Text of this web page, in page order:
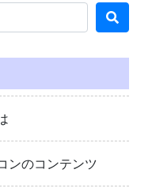
ンのコンテンツ